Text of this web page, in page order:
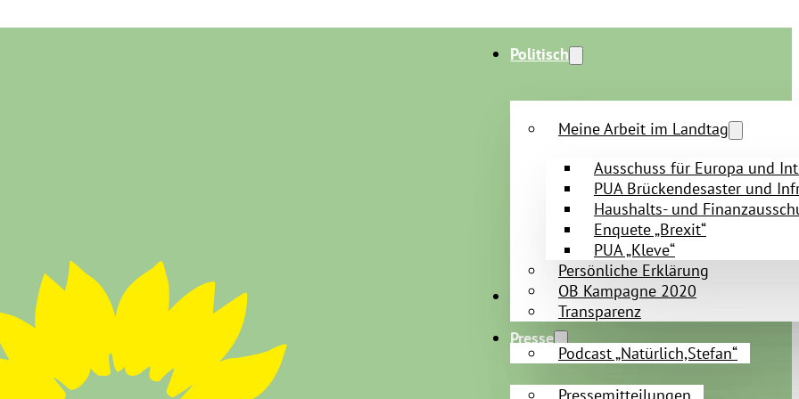
Politisch
Meine Arbeit im Landtag
Ausschuss für Europa und
PUA Brückendesaster und
Haushalts- und
Enquete „Brexit“
PUA „Kleve“
Persönliche Erklärung
OB Kampagne 2020
Transparenz
Persönlich
Podcast „Natürlich,Stefan“
Presse